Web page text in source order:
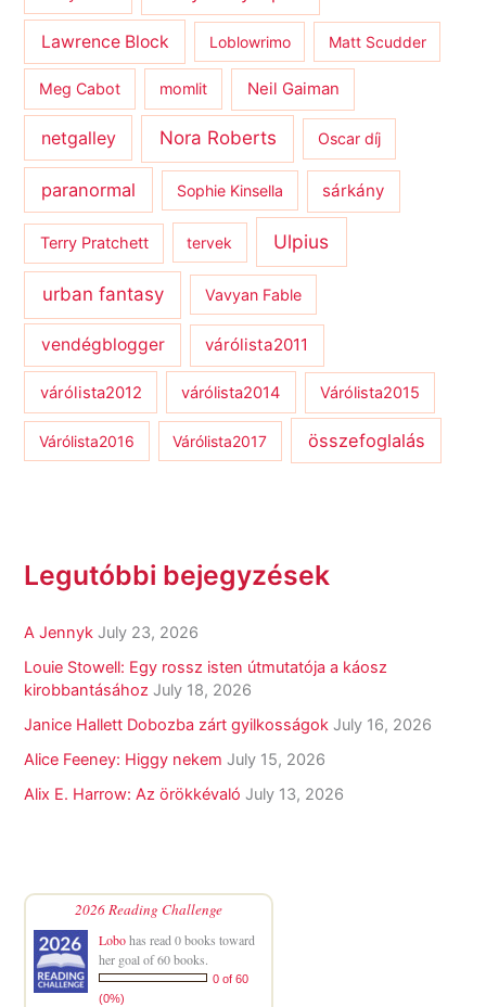
Lawrence Block Loblowrimo Matt Scudder
Meg Cabot momlit Neil Gaiman
netgalley Nora Roberts Oscar díj
paranormal Sophie Kinsella sárkány
Terry Pratchett tervek Ulpius
urban fantasy Vavyan Fable
vendégblogger várólista2011
várólista2012 várólista2014 Várólista2015
Várólista2016 Várólista2017 összefoglalás
Legutóbbi bejegyzések
A Jennyk July 23, 2026
Louie Stowell: Egy ​rossz isten útmutatója a káosz
kirobbantásához July 18, 2026
Janice Hallett Dobozba zárt gyilkosságok July 16, 2026
Alice Feeney: Higgy nekem July 15, 2026
Alix E. Harrow: Az örökkévaló July 13, 2026
2026 Reading Challenge
Lobohas read 0 books toward
her goal of 60 books.
0 of 60
(0%)